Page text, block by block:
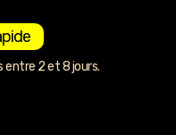
entre 2 et 8 jours.